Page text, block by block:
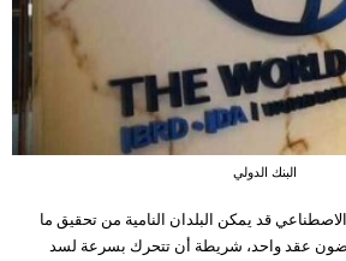
البنك الدولي
قد يمكن البلدان النامية من تحقيق ما
غضون عقد واحد، شريطة أن تتحرك بسرعة لسد